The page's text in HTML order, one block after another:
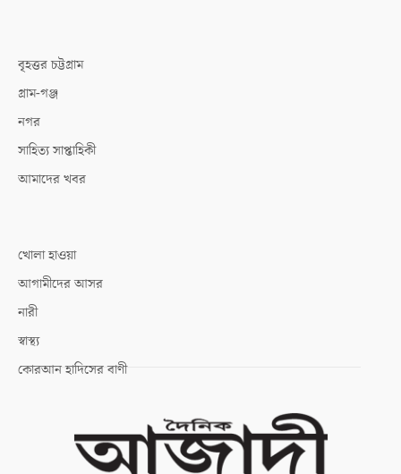
বৃহত্তর চট্টগ্রাম
গ্রাম-গঞ্জ
নগর
সাহিত্য সাপ্তাহিকী
আমাদের খবর
খোলা হাওয়া
আগামীদের আসর
নারী
স্বাস্থ্য
কোরআন হাদিসের বাণী